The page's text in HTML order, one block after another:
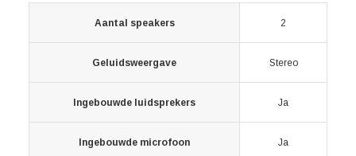
Aantal speakers 2
Geluidsweergave Stereo
Ingebouwde luidsprekers Ja
Ingebouwde microfoon Ja